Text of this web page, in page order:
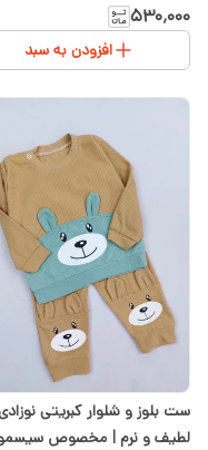
۵۳۰٬۰۰۰
افزودن به سبد
ست بلوز و شلوار کبریتی
لطیف و نرم | مخصوص